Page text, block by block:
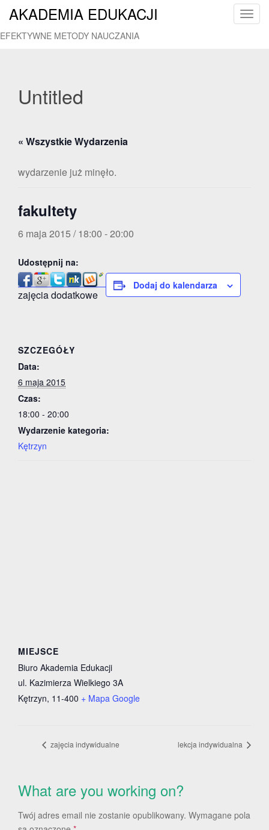
T
AKADEMIA EDUKACJI
EFEKTYWNE METODY NAUCZANIA
Untitled
« Wszystkie Wydarzenia
wydarzenie już minęło.
fakultety
6 maja 2015 / 18:00 -20:00
Udostępnij na:
zajęcia dodatkowe
Dodaj do kalendarza
SZCZEGÓŁY
Data:
6 maja 2015
Czas:
18:00 - 20:00
Wydarzenie kategoria:
Kętrzyn
MIEJSCE
Biuro Akademia Edukacji
ul. Kazimierza Wielkiego 3A
Kętrzyn, 11-400 + Mapa Google
zajęcia indywidualne lekcja indywidualna
What are you working on?
Twój adres email nie zostanie opublikowany. Wymagane pola